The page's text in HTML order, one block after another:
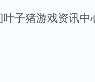
叶子猪游戏资讯中